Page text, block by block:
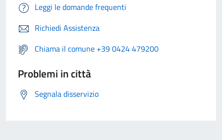
Leggi le domande frequenti
Richiedi Assistenza
Chiama il comune +39 0424 479200
Problemi in città
Segnala disservizio